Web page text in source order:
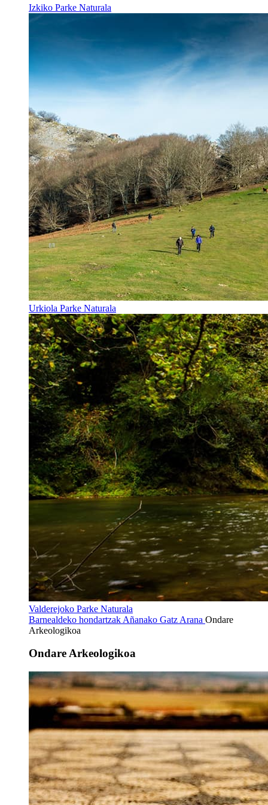
Izkiko Parke Naturala
Urkiola Parke Naturala
Valderejoko Parke Naturala
Barnealdeko hondartzak Añanako Gatz Arana Ondare
Arkeologikoa
Ondare Arkeologikoa